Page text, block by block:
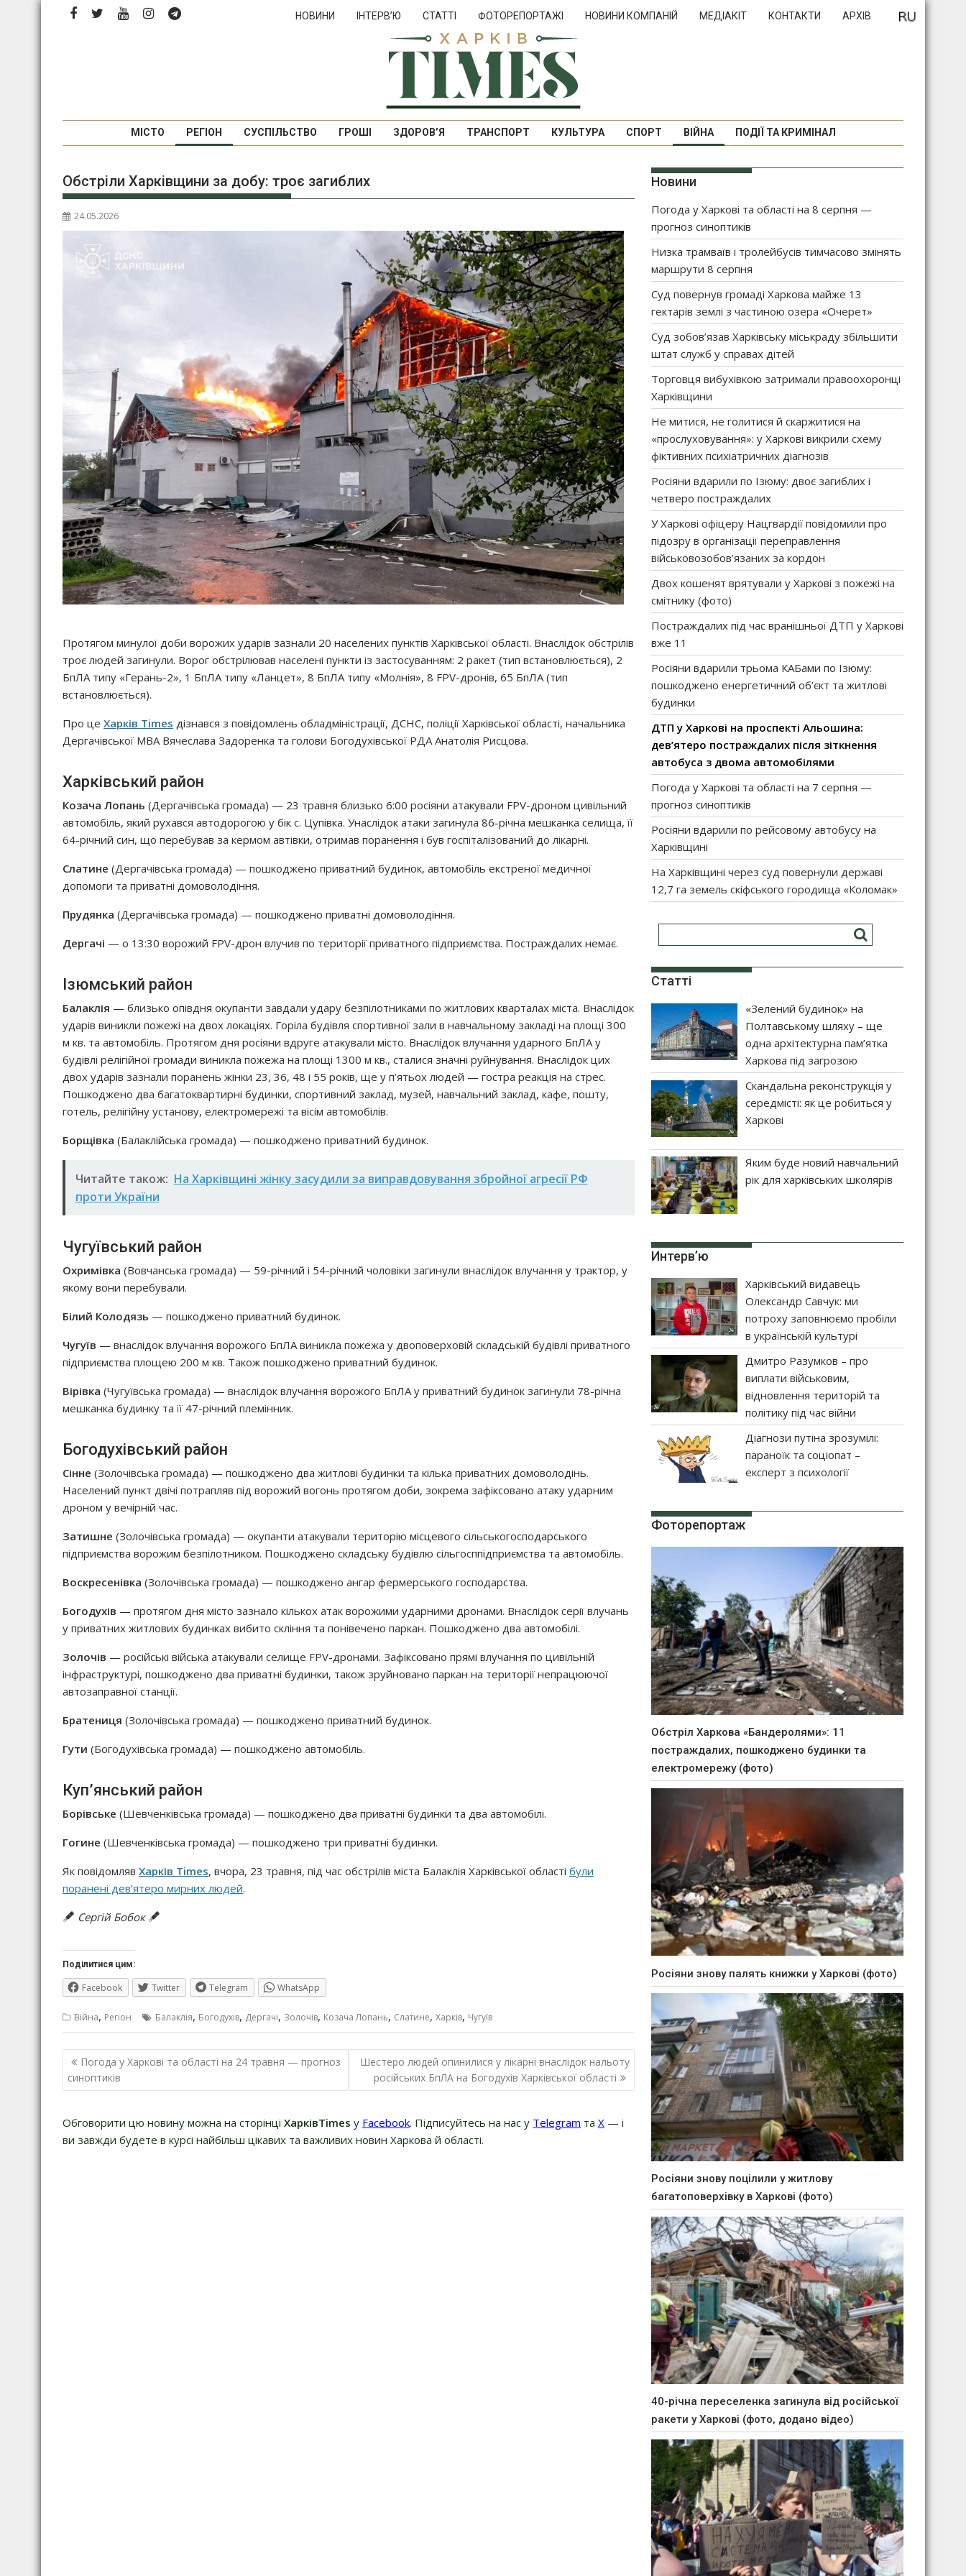
Перейти
НОВИНИ ІНТЕРВ’Ю СТАТТІ ФОТОРЕПОРТАЖІ НОВИНИ КОМПАНІЙ МЕДІАКІТ КОНТАКТИ АРХІВ
МІСТО РЕГІОН СУСПІЛЬСТВО ГРОШІ ЗДОРОВ’Я ТРАНСПОРТ КУЛЬТУРА СПОРТ ВІЙНА ПОДІЇ ТА КРИМІНАЛ
Обстріли Харківщини за добу: троє загиблих
24.05.2026
Протягом минулої доби ворожих ударів зазнали 20 населених пунктів Харківської області. Внаслідок обстрілів
троє людей загинули. Ворог обстрілював населені пункти із застосуванням: 2 ракет (тип встановлюється), 2
БпЛА типу «Герань-2», 1 БпЛА типу «Ланцет», 8 БпЛА типу «Молнія», 8 FPV-дронів, 65 БпЛА (тип
встановлюється).
Про це Харків Times дізнався з повідомлень обладміністрації, ДСНС, поліції Харківської області, начальника
Дергачівської МВА Вячеслава Задоренка та голови Богодухівської РДА Анатолія Рисцова.
Харківський район
Козача Лопань (Дергачівська громада) — 23 травня близько 6:00 росіяни атакували FPV-дроном цивільний
автомобіль, який рухався автодорогою у бік с. Цупівка. Унаслідок атаки загинула 86-річна мешканка селища, її
64-річний син, що перебував за кермом автівки, отримав поранення і був госпіталізований до лікарні.
Слатине (Дергачівська громада) — пошкоджено приватний будинок, автомобіль екстреної медичної
допомоги та приватні домоволодіння.
Прудянка (Дергачівська громада) — пошкоджено приватні домоволодіння.
Дергачі — о 13:30 ворожий FPV-дрон влучив по території приватного підприємства. Постраждалих немає.
Ізюмський район
Балаклія — близько опівдня окупанти завдали удару безпілотниками по житлових кварталах міста. Внаслідок
ударів виникли пожежі на двох локаціях. Горіла будівля спортивної зали в навчальному закладі на площі 300
м кв. та автомобіль. Протягом дня росіяни вдруге атакували місто. Внаслідок влучання ударного БпЛА у
будівлі релігійної громади виникла пожежа на площі 1300 м кв., сталися значні руйнування. Внаслідок цих
двох ударів зазнали поранень жінки 23, 36, 48 і 55 років, ще у п’ятьох людей — гостра реакція на стрес.
Пошкоджено два багатоквартирні будинки, спортивний заклад, музей, навчальний заклад, кафе, пошту,
готель, релігійну установу, електромережі та вісім автомобілів.
Борщівка (Балаклійська громада) — пошкоджено приватний будинок.
Читайте також: На Харківщині жінку засудили за виправдовування збройної агресії РФ
проти України
Чугуївський район
Охримівка (Вовчанська громада) — 59-річний і 54-річний чоловіки загинули внаслідок влучання у трактор, у
якому вони перебували.
Білий Колодязь — пошкоджено приватний будинок.
Чугуїв — внаслідок влучання ворожого БпЛА виникла пожежа у двоповерховій складській будівлі приватного
підприємства площею 200 м кв. Також пошкоджено приватний будинок.
Вірівка (Чугуївська громада) — внаслідок влучання ворожого БпЛА у приватний будинок загинули 78-річна
мешканка будинку та її 47-річний племінник.
Богодухівський район
Сінне (Золочівська громада) — пошкоджено два житлові будинки та кілька приватних домоволодінь.
Населений пункт двічі потрапляв під ворожий вогонь протягом доби, зокрема зафіксовано атаку ударним
дроном у вечірній час.
Затишне (Золочівська громада) — окупанти атакували територію місцевого сільськогосподарського
підприємства ворожим безпілотником. Пошкоджено складську будівлю сільгосппідприємства та автомобіль.
Воскресенівка (Золочівська громада) — пошкоджено ангар фермерського господарства.
Богодухів — протягом дня місто зазнало кількох атак ворожими ударними дронами. Внаслідок серії влучань
у приватних житлових будинках вибито скління та понівечено паркан. Пошкоджено два автомобілі.
Золочів — російські війська атакували селище FPV-дронами. Зафіксовано прямі влучання по цивільній
інфраструктурі, пошкоджено два приватні будинки, також зруйновано паркан на території непрацюючої
автозаправної станції.
Братениця (Золочівська громада) — пошкоджено приватний будинок.
Гути (Богодухівська громада) — пошкоджено автомобіль.
Куп’янський район
Борівське (Шевченківська громада) — пошкоджено два приватні будинки та два автомобілі.
Гогине (Шевченківська громада) — пошкоджено три приватні будинки.
Як повідомляв Харків Times, вчора, 23 травня, під час обстрілів міста Балаклія Харківської області були
поранені дев’ятеро мирних людей.
Сергій Бобок
Поділитися цим:
Facebook Twitter Telegram WhatsApp
Війна, Регіон Балаклія, Богодухів, Дергачі, Золочів, Козача Лопань, Слатине, Харків, Чугуїв
Навігація
записів
Погода у Харкові та області на 24 травня — прогноз
синоптиків
Шестеро людей опинилися у лікарні внаслідок нальоту
російських БпЛА на Богодухів Харківської області
Обговорити цю новину можна на сторінці ХарківTimes у Facebook. Підписуйтесь на нас у Telegram та Х — і
ви завжди будете в курсі найбільш цікавих та важливих новин Харкова й області.
Новини
Погода у Харкові та області на 8 серпня —
прогноз синоптиків
Низка трамваїв і тролейбусів тимчасово змінять
маршрути 8 серпня
Суд повернув громаді Харкова майже 13
гектарів землі з частиною озера «Очерет»
Суд зобов’язав Харківську міськраду збільшити
штат служб у справах дітей
Торговця вибухівкою затримали правоохоронці
Харківщини
Не митися, не голитися й скаржитися на
«прослуховування»: у Харкові викрили схему
фіктивних психіатричних діагнозів
Росіяни вдарили по Ізюму: двоє загиблих і
четверо постраждалих
У Харкові офіцеру Нацгвардії повідомили про
підозру в організації переправлення
військовозобов’язаних за кордон
Двох кошенят врятували у Харкові з пожежі на
смітнику (фото)
Постраждалих під час вранішньої ДТП у Харкові
вже 11
Росіяни вдарили трьома КАБами по Ізюму:
пошкоджено енергетичний об’єкт та житлові
будинки
ДТП у Харкові на проспекті Альошина:
дев’ятеро постраждалих після зіткнення
автобуса з двома автомобілями
Погода у Харкові та області на 7 серпня —
прогноз синоптиків
Росіяни вдарили по рейсовому автобусу на
Харківщині
На Харківщині через суд повернули державі
12,7 га земель скіфського городища «Коломак»
Статті
«Зелений будинок» на
Полтавському шляху – ще
одна архітектурна пам’ятка
Харкова під загрозою
Скандальна реконструкція у
середмісті: як це робиться у
Харкові
Яким буде новий навчальний
рік для харківських школярів
Интерв’ю
Харківський видавець
Олександр Савчук: ми
потроху заповнюємо пробіли
в українській культурі
Дмитро Разумков – про
виплати військовим,
відновлення територій та
політику під час війни
Діагнози путіна зрозумілі:
параноїк та соціопат –
експерт з психології
Фоторепортаж
Обстріл Харкова «Бандеролями»: 11
постраждалих, пошкоджено будинки та
електромережу (фото)
Росіяни знову палять книжки у Харкові (фото)
Росіяни знову поцілили у житлову
багатоповерхівку в Харкові (фото)
40-річна переселенка загинула від російської
ракети у Харкові (фото, додано відео)